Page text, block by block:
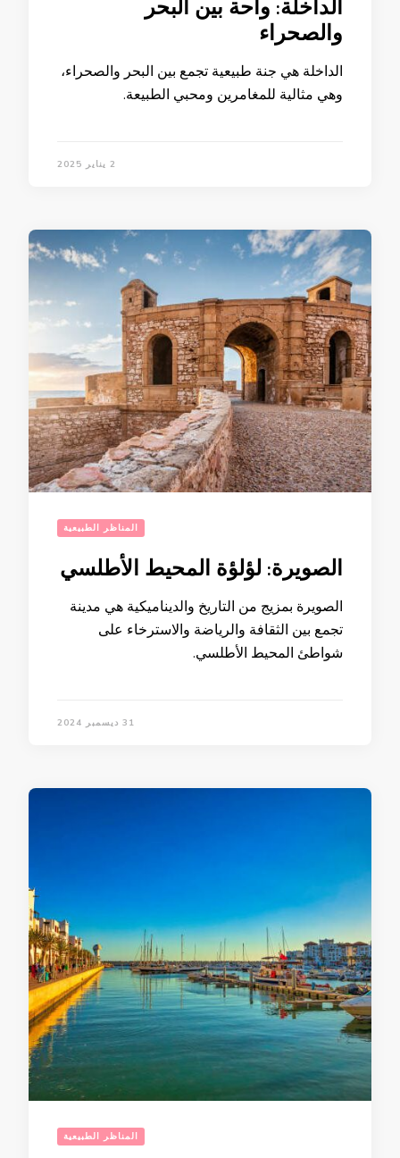
الداخلة: واحة بين البحر
والصحراء
الداخلة هي جنة طبيعية تجمع بين البحر والصحراء،
وهي مثالية للمغامرين ومحبي الطبيعة.
2 يناير 2025
المناظر الطبيعية
الصويرة: لؤلؤة المحيط الأطلسي
الصويرة بمزيج من التاريخ والديناميكية هي مدينة
تجمع بين الثقافة والرياضة والاسترخاء على
شواطئ المحيط الأطلسي.
31 ديسمبر 2024
المناظر الطبيعية